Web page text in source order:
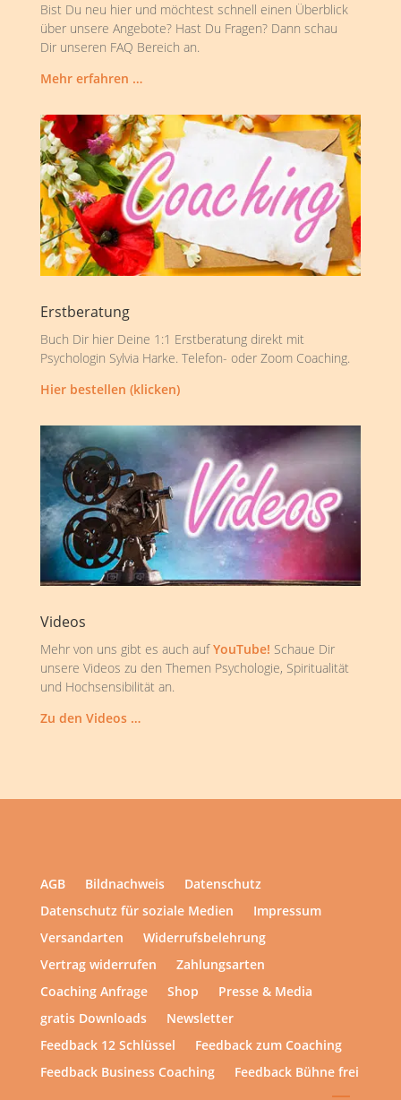
Bist Du neu hier und möchtest schnell einen Überblick
über unsere Angebote? Hast Du Fragen? Dann schau
Dir unseren FAQ Bereich an.
Mehr erfahren …
Erstberatung
Buch Dir hier Deine 1:1 Erstberatung direkt mit
Psychologin Sylvia Harke. Telefon- oder Zoom Coaching.
Hier bestellen (klicken)
Videos
Mehr von uns gibt es auch aufYouTube! Schaue Dir
unsere Videos zu den Themen Psychologie, Spiritualität
und Hochsensibilität an.
Zu den Videos …
AGB Bildnachweis
Datenschutz
Datenschutz für soziale Medien
Impressum
Versandarten
Widerrufsbelehrung
Vertrag widerrufen
Zahlungsarten
Coaching Anfrage
Shop
Presse & Media
gratis Downloads
Newsletter
Feedback 12 Schlüssel
Feedback zum Coaching
Feedback Business Coaching
Feedback Bühne frei